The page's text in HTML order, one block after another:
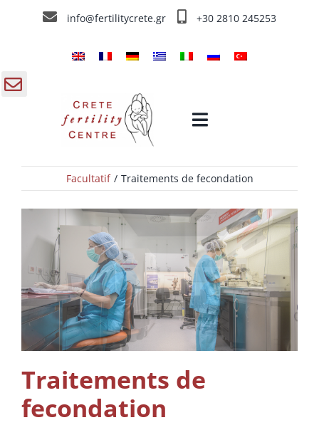
info@fertilitycrete.gr +30 2810 245253
Toggle
Centre de Fécondation de Crête
Traitements de fecondation
Soins Complémentaires
Contactez-nous
Facultatif Traitements de fecondation
Traitements de
fecondation